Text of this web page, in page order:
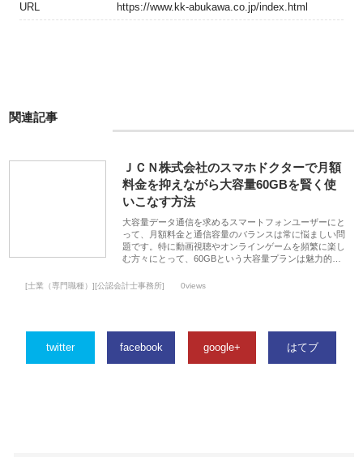
URL https://www.kk-abukawa.co.jp/index.html
関連記事
ＪＣＮ株式会社のスマホドクターで月額
料金を抑えながら大容量60GBを賢く使
いこなす方法
大容量データ通信を求めるスマートフォンユーザーにと
って、月額料金と通信容量のバランスは常に悩ましい問
題です。特に動画視聴やオンラインゲームを頻繁に楽し
む方々にとって、60GBという大容量プランは魅力的…
[士業（専門職種）][公認会計士事務所] 0views
twitter facebook google+ はてブ